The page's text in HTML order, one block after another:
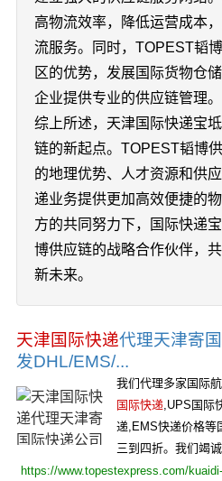
高物流效率，降低运营成本
流服务。同时，TOPEST韬
区的优势，发展国际货物仓
企业提供专业的供应链管理。
综上所述，天津国际快递宝
链的新起点。TOPEST韬博
的地理优势、人才资源和供
递业务提供更加高效便捷的
方的共同努力下，国际快递
博供应链的战略合作伙伴，
新未来。
天津国际快递代理天津寄
发DHL/EMS/...
我们代理多家国际
国际快递,UPS国际
递,EMS快递价格等
三到四折。我们竭
https://www.topestexpress.com/